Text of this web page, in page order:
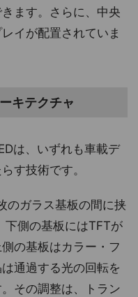
ます。さらに、中央
イが配置されていま
キテクチャ
は、いずれも車載デ
す技術です。
のガラス基板の間に挟
下側の基板にはTFTが
の基板はカラー・フ
通過する光の回転を
その調整は、トラン